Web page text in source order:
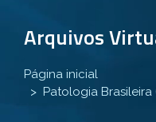
Arquivos
Página inicial
Patologia